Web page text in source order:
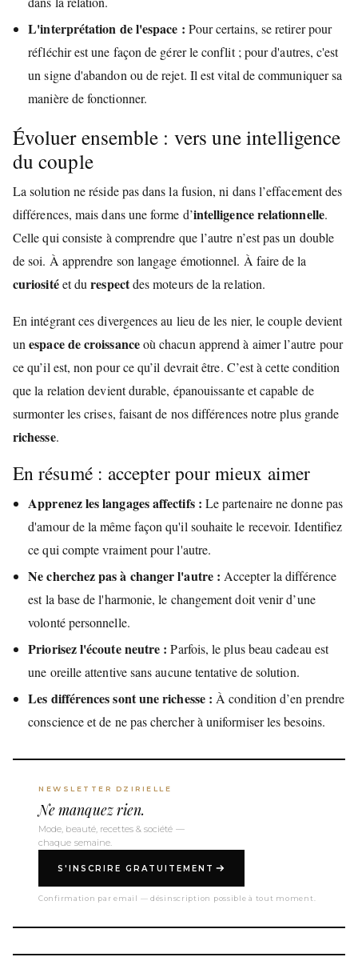
L'interprétation de l'espace : Pour certains, se retirer pour
réfléchir est une façon de gérer le conflit ; pour d'autres, c'est
un signe d'abandon ou de rejet. Il est vital de communiquer sa
manière de fonctionner.
Évoluer ensemble : vers une intelligence
du couple
La solution ne réside pas dans la fusion, ni dans l’effacement des
différences, mais dans une forme d’intelligence relationnelle.
Celle qui consiste à comprendre que l’autre n’est pas un double
de soi. À apprendre son langage émotionnel. À faire de la
curiositéet durespectdes moteurs de la relation.
En intégrant ces divergences au lieu de les nier, le couple devient
unespace de croissanceoù chacun apprend à aimer l’autre pour
ce qu’il est, non pour ce qu’il devrait être. C’est à cette condition
que la relation devient durable, épanouissante et capable de
surmonter les crises, faisant de nos différences notre plus grande
richesse.
En résumé : accepter pour mieux aimer
Apprenez les langages affectifs : Le partenaire ne donne pas
d'amour de la même façon qu'il souhaite le recevoir. Identifiez
ce qui compte vraiment pour l'autre.
Ne cherchez pas à changer l'autre : Accepter la différence
est la base de l'harmonie, le changement doit venir d’une
volonté personnelle.
Priorisez l'écoute neutre : Parfois, le plus beau cadeau est
une oreille attentive sans aucune tentative de solution.
Les différences sont une richesse : À condition d’en prendre
conscience et de ne pas chercher à uniformiser les besoins.
NEWSLETTER DZIRIELLE
Ne manquez rien.
Mode, beauté, recettes & société —
chaque semaine.
S'INSCRIRE GRATUITEMENT
Confirmation par email — désinscription possible à tout moment.